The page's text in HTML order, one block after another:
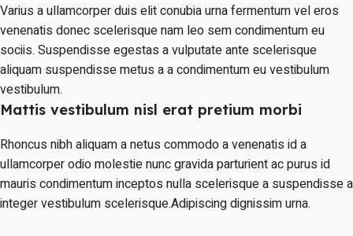
Varius a ullamcorper duis elit conubia urna fermentum vel eros
venenatis donec scelerisque nam leo sem condimentum eu
sociis. Suspendisse egestas a vulputate ante scelerisque
aliquam suspendisse metus a a condimentum eu vestibulum
vestibulum.
Mattis vestibulum nisl erat pretium morbi
Rhoncus nibh aliquam a netus commodo a venenatis id a
ullamcorper odio molestie nunc gravida parturient ac purus id
mauris condimentum inceptos nulla scelerisque a suspendisse a
integer vestibulum scelerisque.Adipiscing dignissim urna.